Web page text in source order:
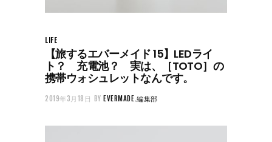
LIFE
【旅するエバーメイド 15】LEDライ
ト？ 充電池？ 実は、［TOTO］の
携帯ウォシュレットなんです。
2019年3月18日 BYEVERMADE.編集部